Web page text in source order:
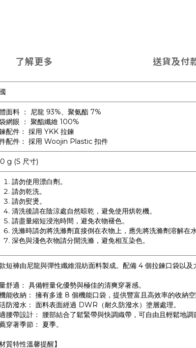
了解更多 送貨及付
面料 ： 尼龍 93%、聚氨酯 7%
網眼 ： 聚酯纖維 100%
配件： 採用 YKK 拉鍊
配件： 採用 Woojin Plastic 扣件
g (S 尺寸)
請勿使用漂白劑。
請勿乾洗。
請勿熨燙。
清洗後請在陰涼處自然晾乾，避免使用烘乾機。
請盡量縮短浸泡時間，避免衣物褪色。
洗滌時請勿將洗滌劑直接倒在衣物上，應先將洗滌劑溶解在水
深色與淺色衣物請分開洗滌，避免相互染色。
短褲由尼龍與彈性纖維混紡面料製成。配備 4 個拉鍊口袋以
舒適： 具備輕量化優勢與極佳的清爽穿著感。
能收納： 擁有多達 8 個機能口袋，提供豐富且高效率的收納空
防潑水： 面料表面經過 DWR（耐久防潑水）塗層處理。
腰帶設計： 腰部結合了鬆緊帶與快調織帶，可自由且輕鬆地調
穿著季節： 夏季。
質特性溫馨提醒】